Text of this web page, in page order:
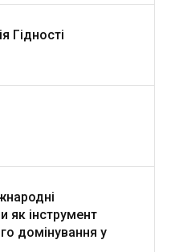
Гідності
як інструмент
домінування у